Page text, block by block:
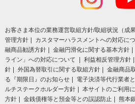
お客さま本位の業務運営取組⽅針/取組状況（成
管理方針
カスタマーハラスメントへの対応に
融商品勧誘方針
金融円滑化に関する基本方針
ライン」への対応について
利益相反管理方針
針
外国為替取引に関する取組方針
金融商品
る『期限日』のお知らせ
電子決済等代行業者
ルチステークホルダー方針
本サイトのご利用
方針
金銭債権等と預金等との誤認防止 熊本